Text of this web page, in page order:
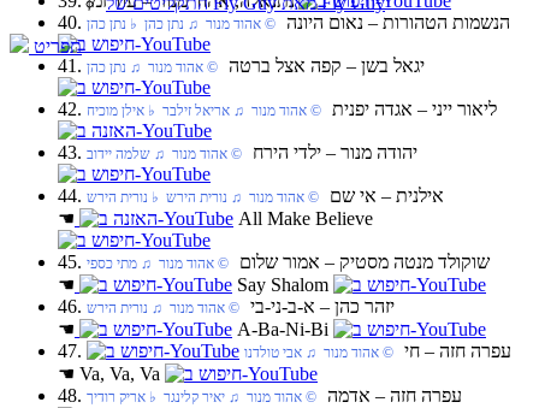
תפריט
40. הנשמות הטהורות‏ – נאום היונה ‏ © אהוד מנור‏ ♫ נתן כהן‏ ♭ נתן כהן
41. יגאל בשן‏ – קפה אצל ברטה ‏ © אהוד מנור‏ ♫ נתן כהן
42. ליאור ייני‏ – אגדה יפנית ‏ © אהוד מנור‏ ♫ אריאל זילבר‏ ♭ אילן מוכיח
43. יהודה מנור‏ – ילדי הירח ‏ © אהוד מנור‏ ♫ שלמה יידוב
44. אילנית‏ – אי שם ‏ © אהוד מנור‏ ♫ נורית הירש‏ ♭ נורית הירש
☚ All Make Believe
45. שוקולד מנטה מסטיק‏ – אמור שלום ‏ © אהוד מנור‏ ♫ מתי כספי
☚
Say Shalom
46. יזהר כהן‏ – א-ב-ני-בי ‏ © אהוד מנור‏ ♫ נורית הירש
☚
A-Ba-Ni-Bi
47. עפרה חזה‏ – חי ‏ © אהוד מנור‏ ♫ אבי טולדנו
☚ Va, Va, Va
48. עפרה חזה‏ – אדמה ‏ © אהוד מנור‏ ♫ יאיר קלינגר‏ ♭ אריק רודיך